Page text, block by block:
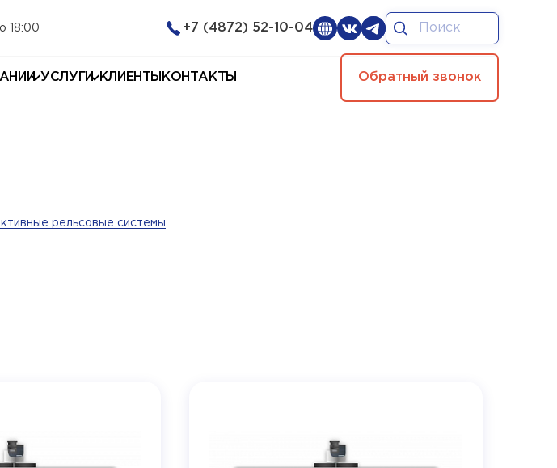
18:00 +7 (4872) 52-10-04
УСЛУГИ КЛИЕНТЫ КОНТАКТЫ Обратный звонок
рельсовые системы